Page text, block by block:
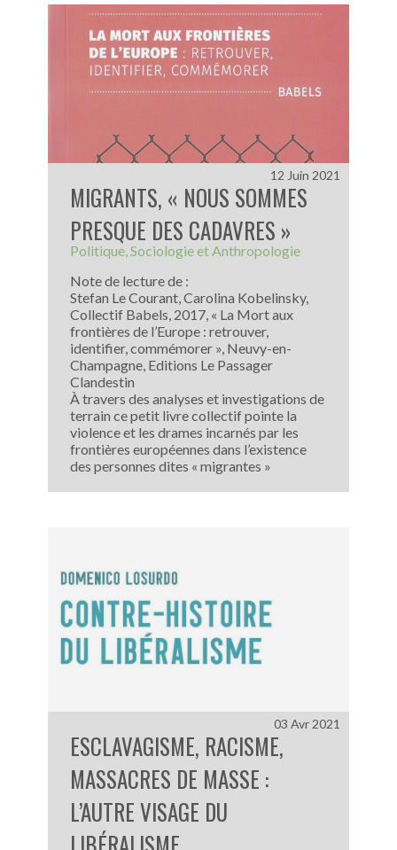
MIGRANTS, « NOUS SOMMES
PRESQUE DES CADAVRES »
Politique Sociologie et Anthropologie
Note de lecture de :
Stefan Le Courant, Carolina Kobelinsky,
Collectif Babels, 2017, « La Mort aux
frontières de l’Europe : retrouver,
identifier, commémorer », Neuvy-en-
Champagne, Editions Le Passager
Clandestin
À travers des analyses et investigations de
terrain ce petit livre collectif pointe la
violence et les drames incarnés par les
frontières européennes dans l’existence
des personnes dites « migrantes »
12 Juin 2021
ESCLAVAGISME, RACISME,
MASSACRES DE MASSE :
L’AUTRE VISAGE DU
03 Avr 2021